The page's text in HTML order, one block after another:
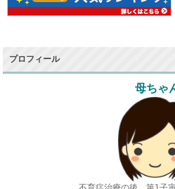
プロフィール
母ちゃ